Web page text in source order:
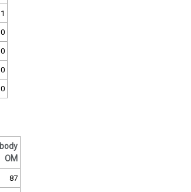
1
0
0
0
0
body
OM
87